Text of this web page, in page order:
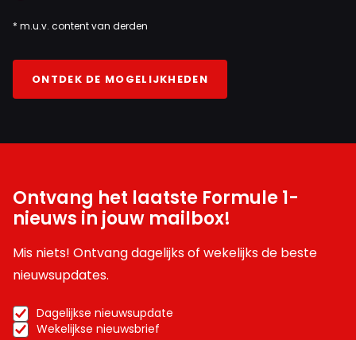
* m.u.v. content van derden
ONTDEK DE MOGELIJKHEDEN
Ontvang het laatste Formule 1-
nieuws in jouw mailbox!
Mis niets! Ontvang dagelijks of wekelijks de beste
nieuwsupdates.
Dagelijkse nieuwsupdate
Wekelijkse nieuwsbrief